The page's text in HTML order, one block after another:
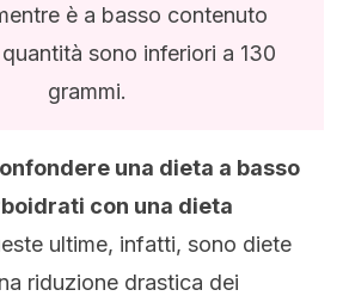
è a basso contenuto
sono inferiori a 130
grammi.
una dieta a basso
con una dieta
ultime, infatti, sono diete
riduzione drastica dei